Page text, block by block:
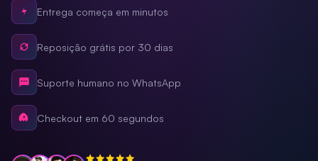
Entrega começa em minutos
Reposição grátis por 30 dias
Suporte humano no WhatsApp
Checkout em 60 segundos